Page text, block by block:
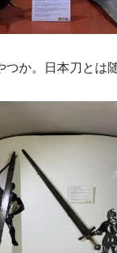
か。日本刀とは